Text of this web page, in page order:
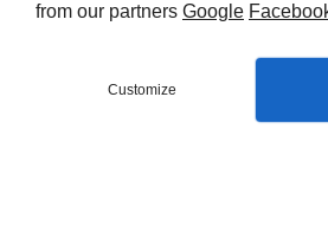
from our partners Google
Customize